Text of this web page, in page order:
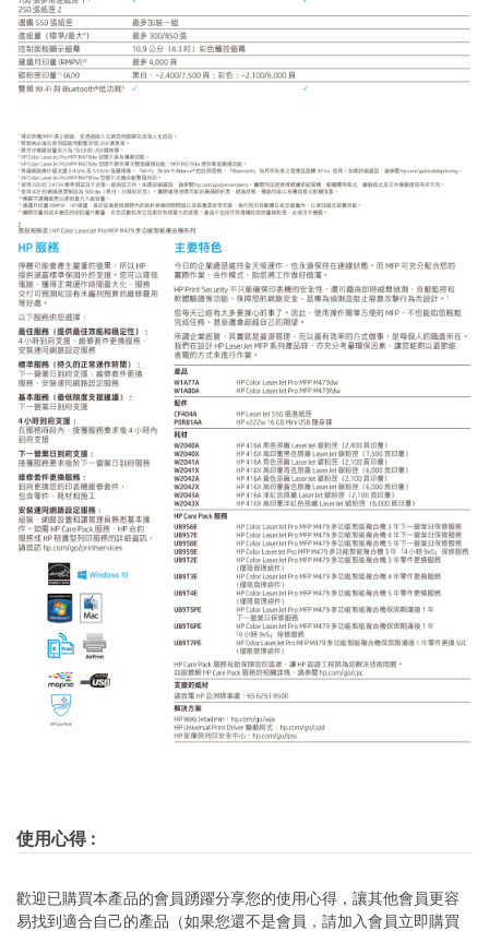
使用心得:
歡迎已購買本產品的會員踴躍分享您的使用心得，讓其他會員更容
易找到適合自己的產品（如果您還不是會員，請加入會員立即購買